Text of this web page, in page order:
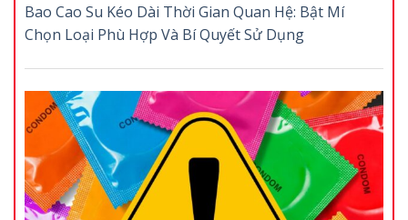
Bao Cao Su Kéo Dài Thời Gian Quan Hệ: Bật Mí
Chọn Loại Phù Hợp Và Bí Quyết Sử Dụng